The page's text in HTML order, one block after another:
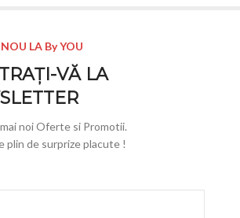
LA By YOU
VĂ LA
noi Oferte si Promotii.
plin de surprize placute !